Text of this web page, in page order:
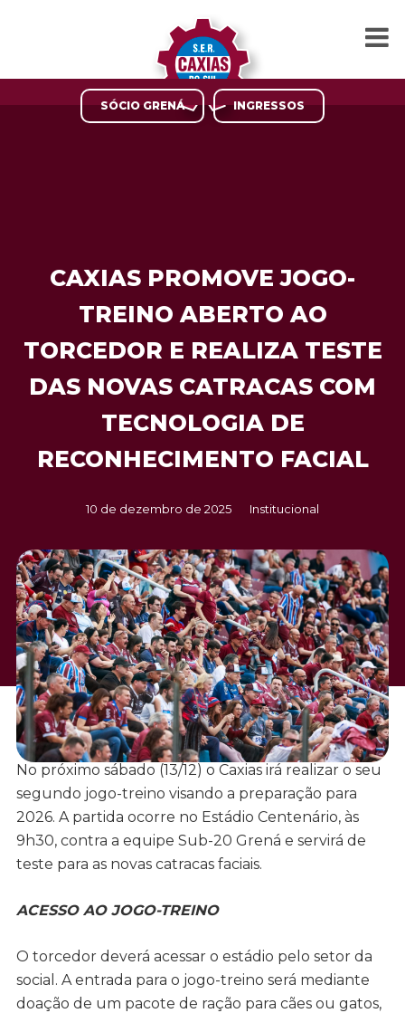
SÓCIO GRENÁ INGRESSOS
CAXIAS PROMOVE JOGO-
TREINO ABERTO AO
TORCEDOR E REALIZA TESTE
DAS NOVAS CATRACAS COM
TECNOLOGIA DE
RECONHECIMENTO FACIAL
10 de dezembro de 2025 Institucional
No próximo sábado (13/12) o Caxias irá realizar o seu
segundo jogo-treino visando a preparação para
2026. A partida ocorre no Estádio Centenário, às
9h30, contra a equipe Sub-20 Grená e servirá de
teste para as novas catracas faciais.
ACESSO AO JOGO-TREINO
O torcedor deverá acessar o estádio pelo setor da
social. A entrada para o jogo-treino será mediante
doação de um pacote de ração para cães ou gatos,